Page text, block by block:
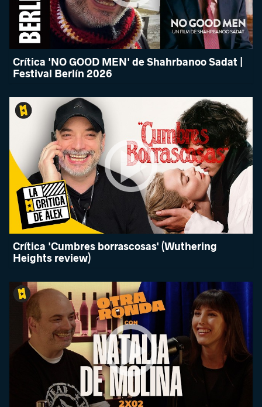
Crítica 'NO GOOD MEN' de Shahrbanoo Sadat |
Festival Berlín 2026
Crítica 'Cumbres borrascosas' (Wuthering
Heights review)